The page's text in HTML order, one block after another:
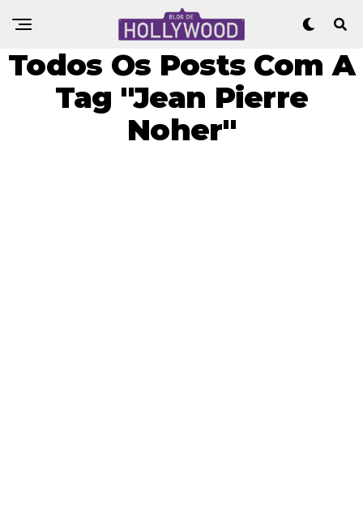
Todos Os Posts Com A
Tag "Jean Pierre
Noher"